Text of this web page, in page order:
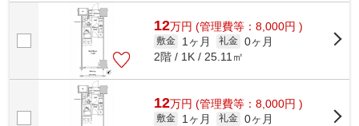
います。2駅利用可能な利便性の高いマ...
12万円 (管理費等：8,000円 )
敷金 1ヶ月 礼金 0ヶ月
2階 / 1K / 25.11㎡
12万円 (管理費等：8,000円 )
敷金 1ヶ月 礼金 0ヶ月